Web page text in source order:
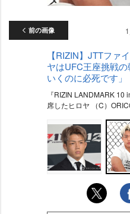
前の画像
【RIZIN】JTTフ
ヤはUFC王座挑戦
いくのに必死です」
『RIZIN LANDMARK 10
席したヒロヤ （C）